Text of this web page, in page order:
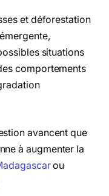
et déforestation
situations
comportements
avancent que
à augmenter la
ou